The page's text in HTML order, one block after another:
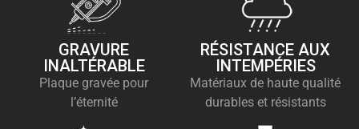
GRAVURE
INALTÉRABLE
Plaque gravée pour
l’éternité
RÉSISTANCE AUX
INTEMPÉRIES
Matériaux de haute qualité
durables et résistants